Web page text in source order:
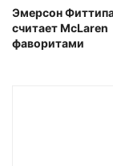
Эмерсон
считает McLaren
фаворитами